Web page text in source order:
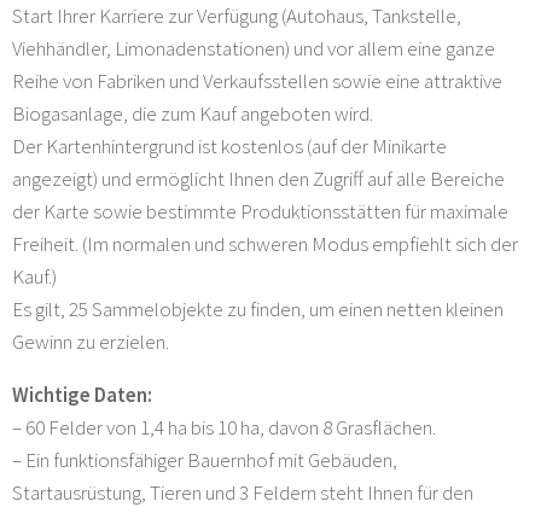
Start Ihrer Karriere zur Verfügung (Autohaus, Tankstelle,
Viehhändler, Limonadenstationen) und vor allem eine ganze
Reihe von Fabriken und Verkaufsstellen sowie eine attraktive
Biogasanlage, die zum Kauf angeboten wird.
Der Kartenhintergrund ist kostenlos (auf der Minikarte
angezeigt) und ermöglicht Ihnen den Zugriff auf alle Bereiche
der Karte sowie bestimmte Produktionsstätten für maximale
Freiheit. (Im normalen und schweren Modus empfiehlt sich der
Kauf.)
Es gilt, 25 Sammelobjekte zu finden, um einen netten kleinen
Gewinn zu erzielen.
Wichtige Daten:
– 60 Felder von 1,4 ha bis 10 ha, davon 8 Grasflächen.
– Ein funktionsfähiger Bauernhof mit Gebäuden,
Startausrüstung, Tieren und 3 Feldern steht Ihnen für den